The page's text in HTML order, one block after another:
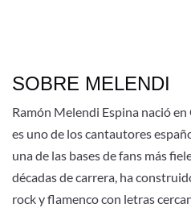
SOBRE MELENDI
Ramón Melendi Espina nació
es uno de los cantautores
una de las bases de fans más
décadas de carrera, ha
rock y flamenco con letras